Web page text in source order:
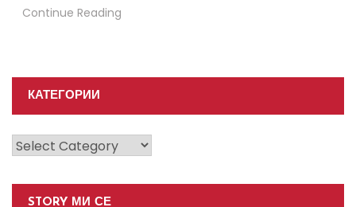
Continue Reading
КАТЕГОРИИ
Категории
STORY МИ СЕ